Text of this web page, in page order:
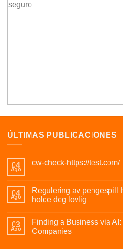
ÚLTIMAS PUBLICACIONES
04
Ago
cw-check-https://test.com/
04
Ago
Regulering av pengespill
holde deg lovlig
03
Ago
Finding a Business via
Companies